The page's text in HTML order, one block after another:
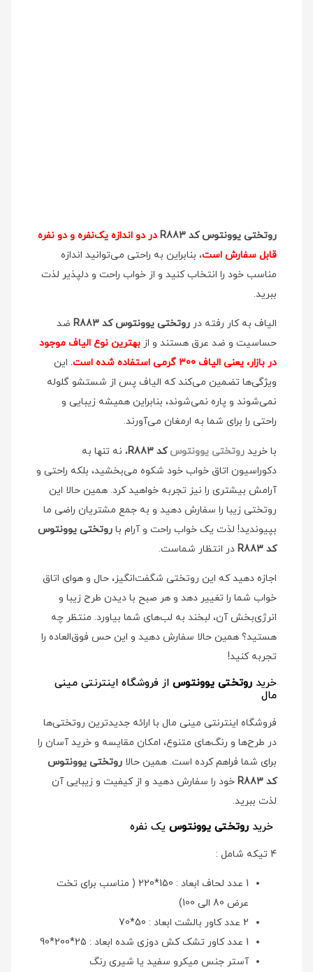
روتختی یوونتوس کد R883
در دو اندازه یک‌نفره و دو نفره
قابل سفارش است، بنابراین به راحتی می‌توانید اندازه
مناسب خود را انتخاب کنید و از خواب راحت و دلپذیر لذت
ببرید.
الیاف به کار رفته در روتختی یوونتوس کد R883
ضد
حساسیت و ضد عرق هستند و از بهترین نوع الیاف موجود
در بازار، یعنی الیاف ۳00 گرمی استفاده شده است.
این
ویژگی‌ها تضمین می‌کند که الیاف پس از شستشو گلوله
نمی‌شوند و پاره نمی‌شوند، بنابراین همیشه زیبایی و
راحتی را برای شما به ارمغان می‌آورند.
با خرید روتختی یوونتوس کد R883
، نه تنها به
دکوراسیون اتاق خواب خود شکوه می‌بخشید، بلکه راحتی و
آرامش بیشتری را نیز تجربه خواهید کرد. همین حالا این
روتختی زیبا را سفارش دهید و به جمع مشتریان راضی ما
بپیوندید! لذت یک خواب راحت و آرام با روتختی یوونتوس
کد R883
در انتظار شماست.
اجازه دهید که این روتختی شگفت‌انگیز، حال و هوای اتاق
خواب شما را تغییر دهد و هر صبح با دیدن طرح زیبا و
انرژی‌بخش آن، لبخند به لب‌های شما بیاورد. منتظر چه
هستید؟ همین حالا سفارش دهید و این حس فوق‌العاده را
تجربه کنید!
خرید روتختی یوونتوس از فروشگاه اینترنتی مینی
مال
فروشگاه اینترنتی مینی مال با ارائه جدیدترین روتختی‌ها
در طرح‌ها و رنگ‌های متنوع، امکان مقایسه و خرید آسان را
برای شما فراهم کرده است. همین حالا روتختی یوونتوس
کد R883
خود را سفارش دهید و از کیفیت و زیبایی آن
لذت ببرید.
خرید روتختی یوونتوس یک نفره
4 تیکه شامل :
1 عدد لحاف ابعاد : 150*220 ( مناسب برای تخت
عرض 80 الی 100)
2 عدد کاور بالشت ابعاد : 50*70
1 عدد کاور تشک کش دوزی شده ابعاد : 25*200*90
آستر جنس میکرو سفید یا شیری رنگ